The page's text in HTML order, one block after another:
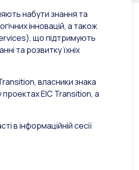
набути знання та
інновацій, а також
що підтримують
та розвитку їхніх
власники знака
проектах EIC Transition, а
в інформаційній сесії